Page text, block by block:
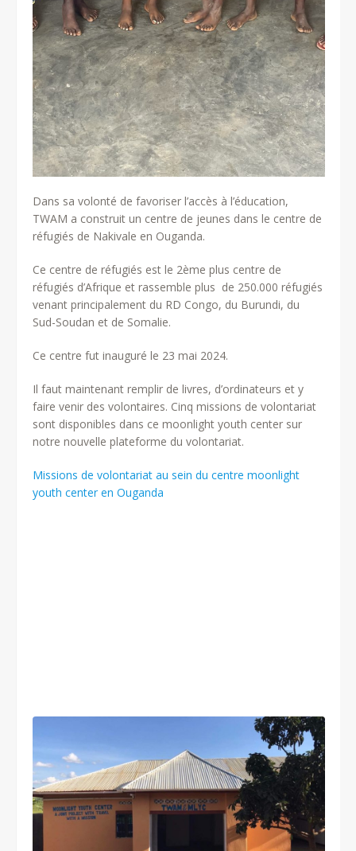
Dans sa volonté de favoriser l’accès à l’éducation,
TWAM a construit un centre de jeunes dans le centre de
réfugiés de Nakivale en Ouganda.
Ce centre de réfugiés est le 2ème plus centre de
réfugiés d’Afrique et rassemble plus de 250.000 réfugiés
venant principalement du RD Congo, du Burundi, du
Sud-Soudan et de Somalie.
Ce centre fut inauguré le 23 mai 2024.
Il faut maintenant remplir de livres, d’ordinateurs et y
faire venir des volontaires. Cinq missions de volontariat
sont disponibles dans ce moonlight youth center sur
notre nouvelle plateforme du volontariat.
Missions de volontariat au sein du centre moonlight
youth center en Ouganda